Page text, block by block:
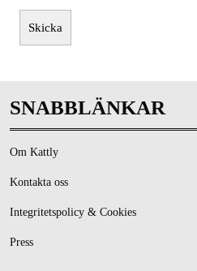
Skicka
SNABBLÄNKAR
Om Kattly
Kontakta oss
Integritetspolicy & Cookies
Press